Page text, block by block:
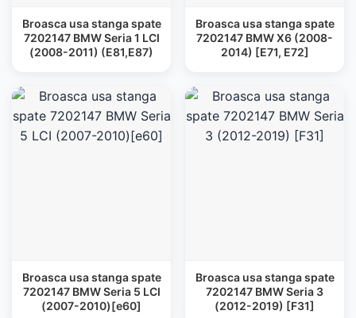
Broasca usa stanga spate
7202147 BMW Seria 1 LCI
(2008-2011) (E81,E87)
Broasca usa stanga spate
7202147 BMW X6 (2008-
2014) [E71, E72]
Broasca usa stanga spate
7202147 BMW Seria 5 LCI
(2007-2010)[e60]
Broasca usa stanga spate
7202147 BMW Seria 3
(2012-2019) [F31]